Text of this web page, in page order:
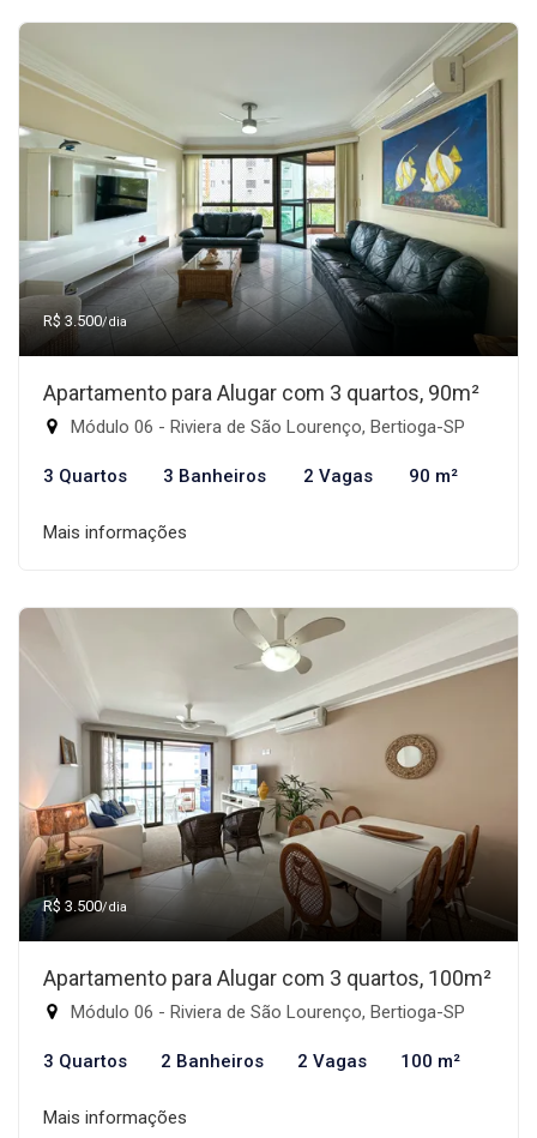
R$ 3.500/dia
Apartamento para Alugar com 3 quartos, 90m²
Módulo 06 - Riviera de São Lourenço, Bertioga-SP
3 Quartos 3 Banheiros 2 Vagas 90 m²
Mais informações
R$ 3.500/dia
Apartamento para Alugar com 3 quartos, 100m²
Módulo 06 - Riviera de São Lourenço, Bertioga-SP
3 Quartos 2 Banheiros 2 Vagas 100 m²
Mais informações